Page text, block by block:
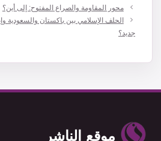
محور المقاومة والصراع المفتوح: إلى أين؟
الحلف الإسلامي بين باكستان والسعودية
جديد؟
موقع الناشر